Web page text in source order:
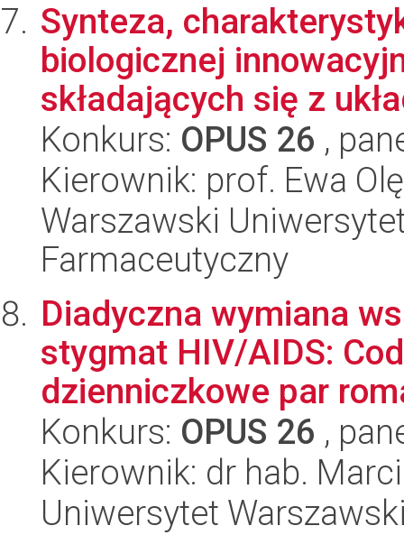
Synteza,
biologicznej
składających się z
Konkurs: OPUS 26 ,
Kierownik: prof. Ewa
Warszawski
Farmaceutyczny
Diadyczna wymiana
stygmat HIV/AIDS:
dzienniczkowe par
Konkurs: OPUS 26 ,
Kierownik: dr hab.
Uniwersytet